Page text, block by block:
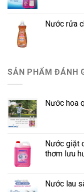
Nước rửa
SẢN PHẨM ĐÁNH
Nước hoa
Nước giặt
thơm lưu
Nước lau